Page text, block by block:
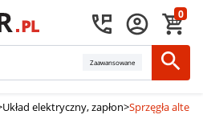
0
Zaawansowane
Układ elektryczny, zapłon>Sprzęgła